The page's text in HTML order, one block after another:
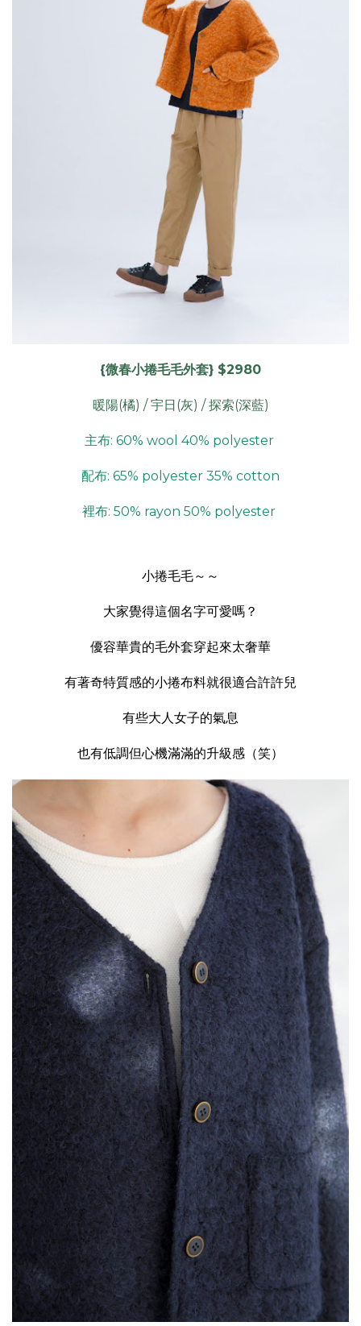
{微春小捲毛毛外套} $2980
暖陽(橘) / 宇日(灰) / 探索(深藍)
主布: 60% wool 40% polyester
配布: 65% polyester 35% cotton
裡布: 50% rayon 50% polyester
小捲毛毛～～
大家覺得這個名字可愛嗎？
優容華貴的毛外套穿起來太奢華
有著奇特質感的小捲布料就很適合許許兒
有些大人女子的氣息
也有低調但心機滿滿的升級感（笑）